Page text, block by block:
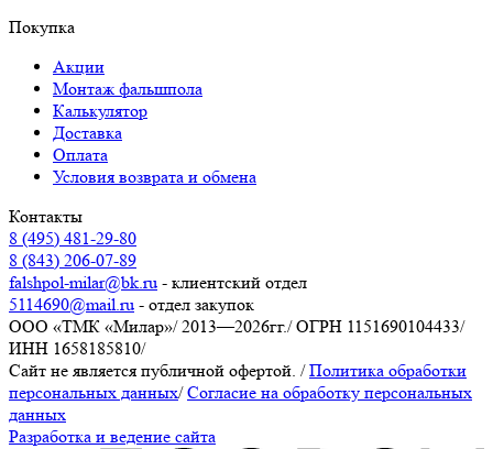
Покупка
Акции
Монтаж фальшпола
Калькулятор
Доставка
Оплата
Условия возврата и обмена
Контакты
8 (495) 481-29-80
8 (843) 206-07-89
falshpol-milar@bk.ru - клиентский отдел
5114690@mail.ru - отдел закупок
ООО «ТМК «Милар»/ 2013—2026гг./ОГРН 1151690104433/
ИНН 1658185810/
Сайт не является публичной офертой. / Политика обработки
персональных данных/ Согласие на обработку персональных
данных
Разработка и ведение сайта